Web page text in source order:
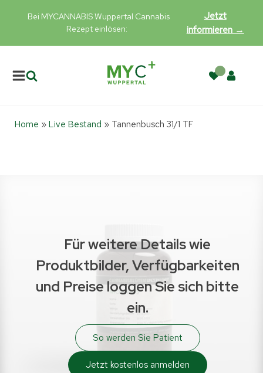
Bei MYCANNABIS Wuppertal Cannabis
Rezept einlösen:
Jetzt
informieren →
Home » Live Bestand » Tannenbusch 31/1 TF
Für weitere Details wie
Produktbilder, Verfügbarkeiten
und Preise loggen Sie sich bitte
ein.
So werden Sie Patient
Jetzt kostenlos anmelden